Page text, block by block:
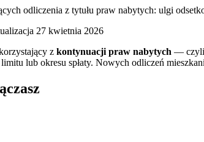
odliczenia z tytułu praw nabytych: ulgi
27 kwietnia 2026
z kontynuacji praw nabytych — czyli
lub okresu spłaty. Nowych odliczeń